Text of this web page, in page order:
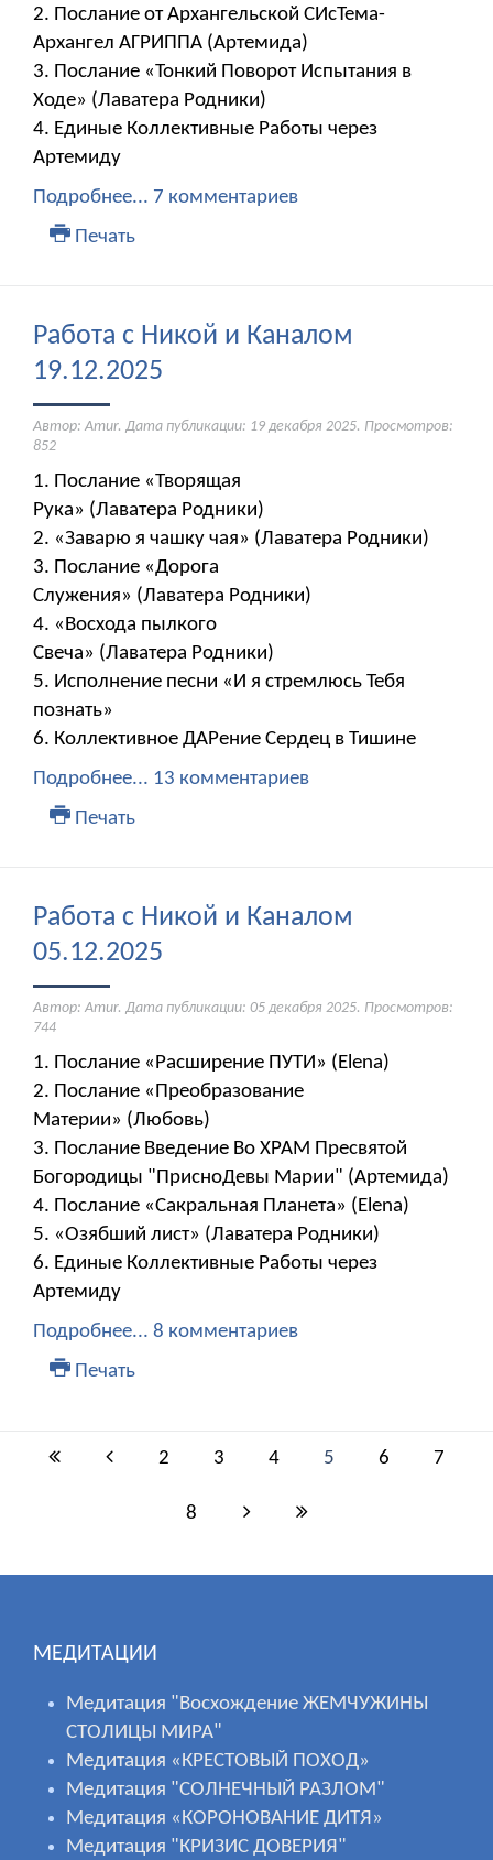
2. Послание от Архангельской СИсТема-
Архангел АГРИППА (Артемида)
3. Послание «Тонкий Поворот Испытания в
Ходе» (Лаватера Родники)
4. Единые Коллективные Работы через
Артемиду
Подробнее... 7 комментариев
Печать
Работа с Никой и Каналом
19.12.2025
Автор: Amur. Дата публикации: 19 декабря 2025. Просмотров:
852
1. Послание «Творящая
Рука» (Лаватера Родники)
2. «Заварю я чашку чая» (Лаватера Родники)
3. Послание «Дорога
Служения» (Лаватера Родники)
4. «Восхода пылкого
Свеча» (Лаватера Родники)
5. Исполнение песни «И я стремлюсь Тебя
познать»
6. Коллективное ДАРение Сердец в Тишине
Подробнее... 13 комментариев
Печать
Работа с Никой и Каналом
05.12.2025
Автор: Amur. Дата публикации: 05 декабря 2025. Просмотров:
744
1. Послание «Расширение ПУТИ» (Elena)
2. Послание «Преобразование
Материи» (Любовь)
3. Послание Введение Во ХРАМ Пресвятой
Богородицы "ПрисноДевы Марии" (Артемида)
4. Послание «Сакральная Планета» (Elena)
5. «Озябший лист» (Лаватера Родники)
6. Единые Коллективные Работы через
Артемиду
Подробнее... 8 комментариев
Печать
2 3 4 5 6 7
8
МЕДИТАЦИИ
Медитация "Восхождение ЖЕМЧУЖИНЫ
СТОЛИЦЫ МИРА"
Медитация «КРЕСТОВЫЙ ПОХОД»
Медитация "СОЛНЕЧНЫЙ РАЗЛОМ"
Медитация «КОРОНОВАНИЕ ДИТЯ»
Медитация "КРИЗИС ДОВЕРИЯ"